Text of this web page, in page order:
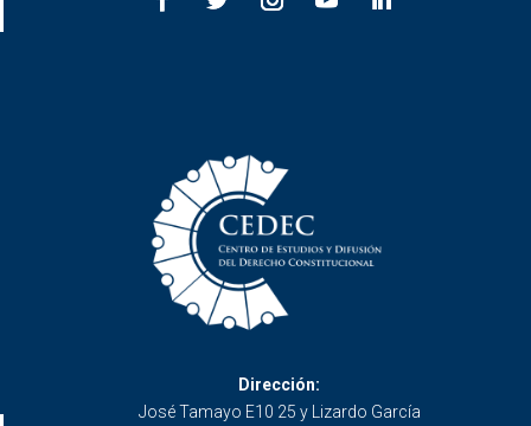
Dirección:
José Tamayo E10 25 y Lizardo García